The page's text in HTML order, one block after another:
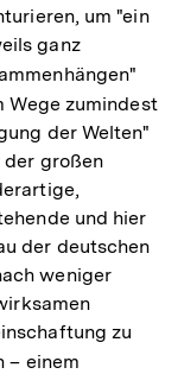
um "ein
ganz
der
Wege zumindest
der Welten"
der großen
und hier
der deutschen
weniger
zu
– einem